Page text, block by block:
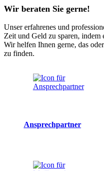
Wir beraten Sie gerne!
Unser erfahrenes und
Zeit und Geld zu sparen, indem
Wir helfen Ihnen gerne, das
zu finden.
Ansprechpartner